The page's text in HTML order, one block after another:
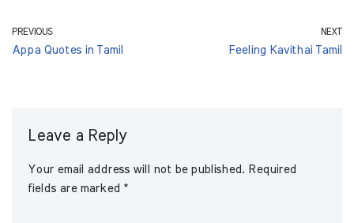
PREVIOUS
Appa Quotes in Tamil
NEXT
Feeling Kavithai Tamil
Leave a Reply
Your email address will not be published. Required
fields are marked *